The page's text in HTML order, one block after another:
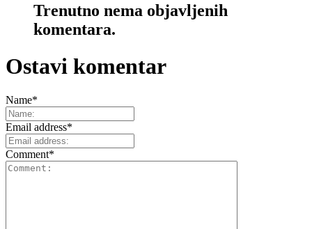
Trenutno nema objavljenih
komentara.
Ostavi komentar
Name*
Email address*
Comment*